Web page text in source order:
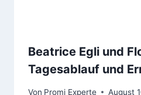
Beatrice Egli und
Tagesablauf und
Von Promi Experte August